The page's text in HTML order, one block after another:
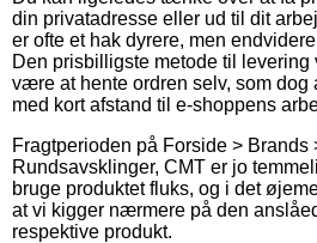
din privatadresse eller ud til dit
er ofte et hak dyrere, men
Den prisbilligste metode til
være at hente ordren selv, som dog
med kort afstand til e-shoppens
Fragtperioden på Forside > Brands
Rundsavsklinger, CMT er jo
bruge produktet fluks, og i det
at vi kigger nærmere på den
respektive produkt.